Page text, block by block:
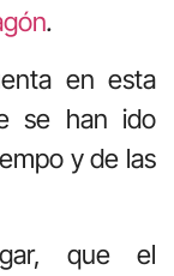
.
en esta
se han ido
y de las
que el